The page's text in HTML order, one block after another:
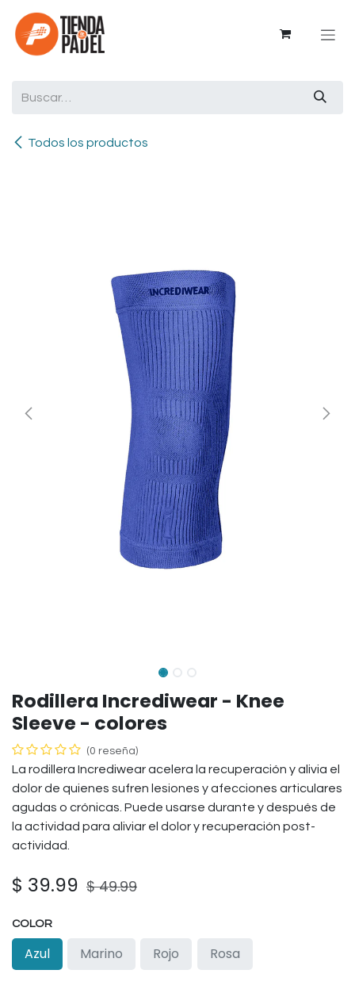
Ir al contenido
Todos los productos
Rodillera Incrediwear - Knee
Sleeve - colores
(0 reseña)
La rodillera Incrediwear acelera la recuperación y alivia el
dolor de quienes sufren lesiones y afecciones articulares
agudas o crónicas. Puede usarse durante y después de
la actividad para aliviar el dolor y recuperación post-
actividad.
$ 39.99 $49.99
COLOR
Azul Marino Rojo Rosa